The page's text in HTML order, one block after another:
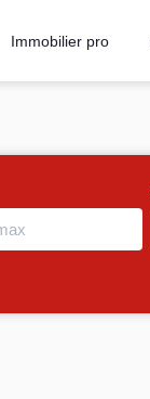
Immobilier pro